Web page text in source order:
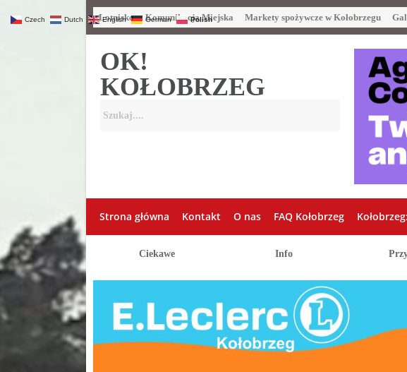
Lotnisko Komunikacja Miejska Markety spożywcze w Kołobrzegu
OK!
KOŁOBRZEG
Strona główna Kontakt O nas FAQ Kołobrzeg
Ciekawe Info
Czech Dutch English German Polish